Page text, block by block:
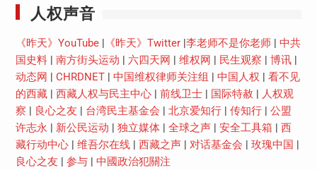
人权声音
《昨天》YouTube| 《昨天》Twitter| 李老师不是你老师| 中共
国史料| 南方街头运动 六四天网 维权网 民生观察 博讯|
动态网
CHRDNET| 中国维权律师关注组 中国人权
看不见
的西藏| 西藏人权与民主中心| 前线卫士| 国际特赦
人权观
察
良心之友 台湾民主基金会 北京爱知行| 传知行| 公盟
许志永
新公民运动 独立媒体| 全球之声| 安全工具箱
西
藏行动中心| 维吾尔在线| 西藏之声| 对话基金会 玫瑰中国
良心之友
参与| 中國政治犯關注